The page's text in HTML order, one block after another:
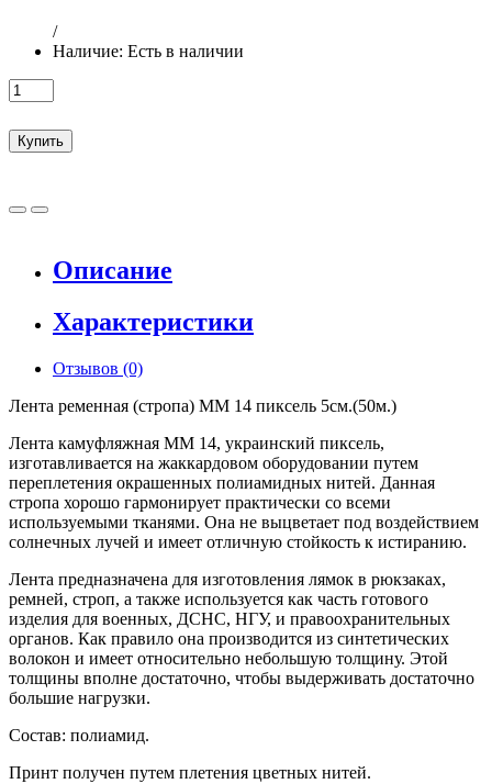
/
Наличие: Есть в наличии
Купить
Описание
Характеристики
Отзывов (0)
Лента ременная (стропа) ММ 14 пиксель 5см.(50м.)
Лента камуфляжная ММ 14, украинский пиксель,
изготавливается на жаккардовом оборудовании путем
переплетения окрашенных полиамидных нитей. Данная
стропа хорошо гармонирует практически со всеми
используемыми тканями. Она не выцветает под воздействием
солнечных лучей и имеет отличную стойкость к истиранию.
Лента предназначена для изготовления лямок в рюкзаках,
ремней, строп, а также используется как часть готового
изделия для военных, ДСНС, НГУ, и правоохранительных
органов. Как правило она производится из синтетических
волокон и имеет относительно небольшую толщину. Этой
толщины вполне достаточно, чтобы выдерживать достаточно
большие нагрузки.
Состав: полиамид.
Принт получен путем плетения цветных нитей.